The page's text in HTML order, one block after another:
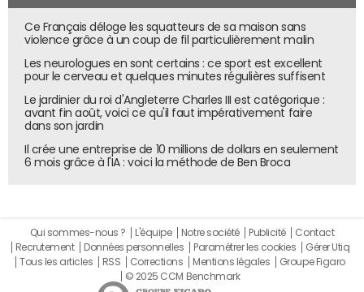
Ce Français déloge les squatteurs de sa maison sans
violence grâce à un coup de fil particulièrement malin
Les neurologues en sont certains : ce sport est excellent
pour le cerveau et quelques minutes régulières suffisent
Le jardinier du roi d'Angleterre Charles III est catégorique :
avant fin août, voici ce qu'il faut impérativement faire
dans son jardin
Il crée une entreprise de 10 millions de dollars en seulement
6 mois grâce à l'IA : voici la méthode de Ben Broca
Qui sommes-nous ? L'équipe Notre société Publicité
Contact
Recrutement
Données personnelles Paramétrer les cookies
Gérer Utiq
Tous les articles
RSS Corrections Mentions légales
Groupe Figaro
© 2025 CCM Benchmark